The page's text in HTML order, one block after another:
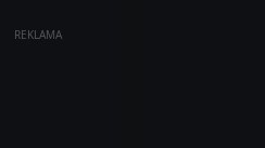
REKLAMA